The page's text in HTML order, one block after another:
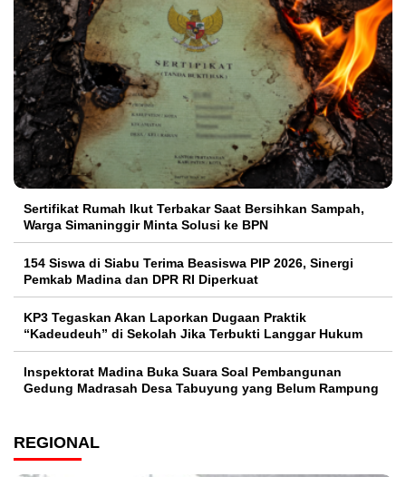
Sertifikat Rumah Ikut Terbakar Saat Bersihkan Sampah,
Warga Simaninggir Minta Solusi ke BPN
154 Siswa di Siabu Terima Beasiswa PIP 2026, Sinergi
Pemkab Madina dan DPR RI Diperkuat
KP3 Tegaskan Akan Laporkan Dugaan Praktik
“Kadeudeuh” di Sekolah Jika Terbukti Langgar Hukum
Inspektorat Madina Buka Suara Soal Pembangunan
Gedung Madrasah Desa Tabuyung yang Belum Rampung
REGIONAL